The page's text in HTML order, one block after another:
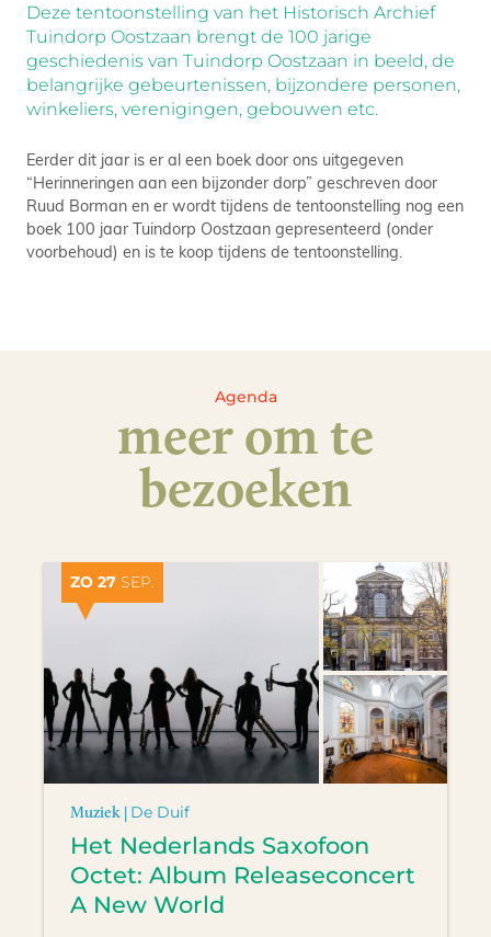
Deze tentoonstelling van het Historisch Archief
Tuindorp Oostzaan brengt de 100 jarige
geschiedenis van Tuindorp Oostzaan in beeld, de
belangrijke gebeurtenissen, bijzondere personen,
winkeliers, verenigingen, gebouwen etc.
Eerder dit jaar is er al een boek door ons uitgegeven
“Herinneringen aan een bijzonder dorp” geschreven door
Ruud Borman en er wordt tijdens de tentoonstelling nog een
boek 100 jaar Tuindorp Oostzaan gepresenteerd (onder
voorbehoud) en is te koop tijdens de tentoonstelling.
Agenda
meer om te
bezoeken
ZO 27 SEP.
Muziek | De Duif
Het Nederlands Saxofoon
Octet: Album Releaseconcert
A New World